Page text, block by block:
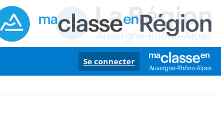
Se connecter